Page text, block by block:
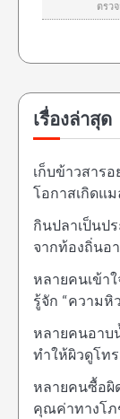
เรื่องล่าสุด
เก็บข้าวสาร
โอกาสเกิดแ
กินปลาเป็นป
จากท้องถิ่นอ
หลายคนเข้า
รู้จัก “ความหิ
หลายคนอาบ
ทำให้ผิวดูโท
หลายคนซื้อผิ
คุณค่าทางโภ